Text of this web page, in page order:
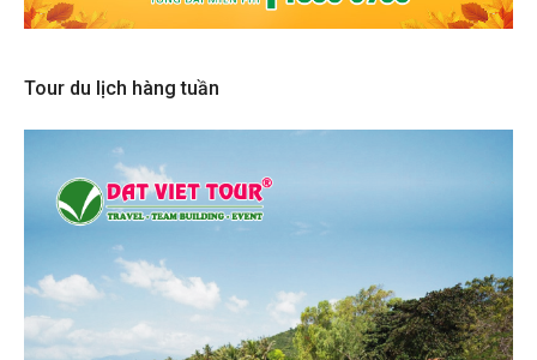
Tour du lịch hàng tuần